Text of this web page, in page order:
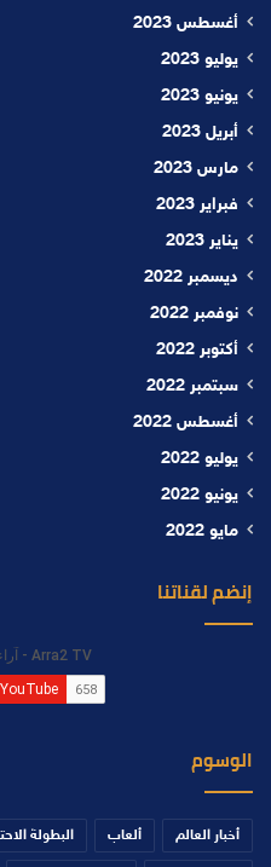
أغسطس 2023
يوليو 2023
يونيو 2023
أبريل 2023
مارس 2023
فبراير 2023
يناير 2023
ديسمبر 2022
نوفمبر 2022
أكتوبر 2022
سبتمبر 2022
أغسطس 2022
يوليو 2022
يونيو 2022
مايو 2022
إنضم لقناتنا
الوسوم
أخبار العالم ألعاب البطولة